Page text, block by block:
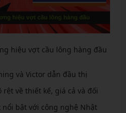
hiệu vợt cầu lông hàng đầu
và Victor dẫn đầu thị
về thiết kế, giá cả và đối
bật với công nghệ Nhật